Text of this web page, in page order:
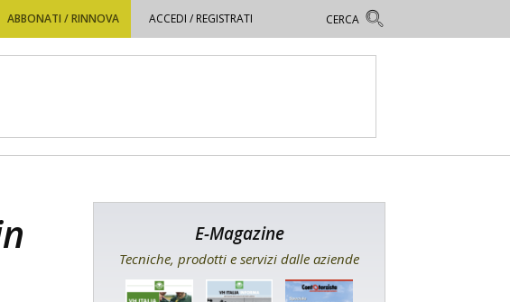
ABBONATI / RINNOVA ACCEDI / REGISTRATI
E-Magazine
Tecniche, prodotti e servizi dalle aziende